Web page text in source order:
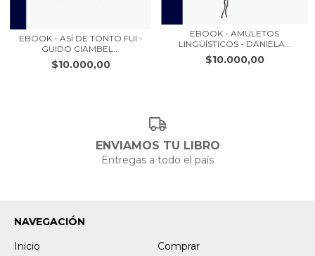
EBOOK - ASÍ DE TONTO FUI -
GUIDO CIAMBEL...
$10.000,00
EBOOK - AMULETOS
LINGÜÍSTICOS - DANIELA...
$10.000,00
ENVIAMOS TU LIBRO
Entregas a todo el país
NAVEGACIÓN
Inicio
Comprar